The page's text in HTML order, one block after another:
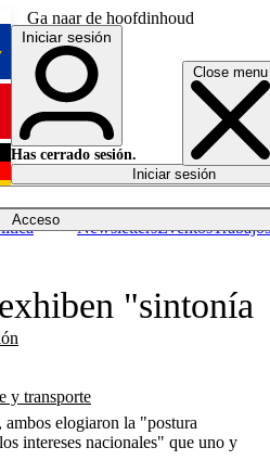
Ga naar de hoofdinhoud
Close menu
Acceso
y transporte
NewslettersEventosTrabajos
English
Français
Iniciar sesión
Has cerrado sesión.
Iniciar sesión
"sintonía
ambos elogiaron la "postura
intereses nacionales" que uno y